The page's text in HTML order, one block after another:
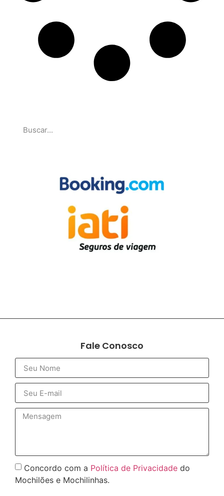
Fale Conosco
Concordo com a Política de Privacidade do
Mochilões e Mochilinhas.